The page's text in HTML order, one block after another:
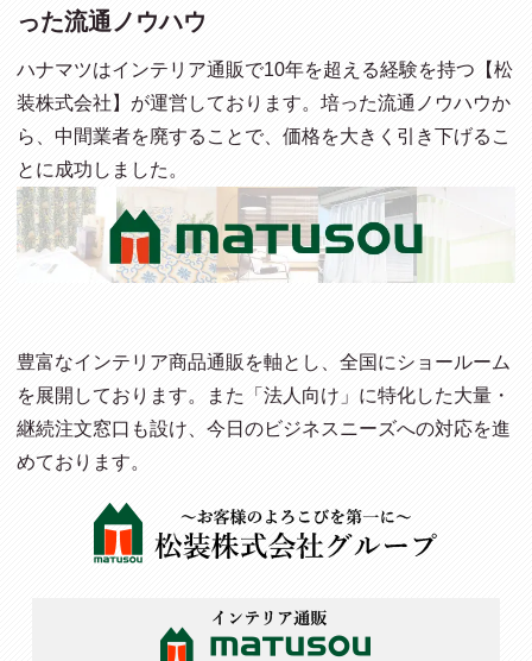
った流通ノウハウ
ハナマツはインテリア通販で10年を超える経験を持つ【松
装株式会社】が運営しております。培った流通ノウハウか
ら、中間業者を廃することで、価格を大きく引き下げるこ
とに成功しました。
豊富なインテリア商品通販を軸とし、全国にショールーム
を展開しております。また「法人向け」に特化した大量・
継続注文窓口も設け、今日のビジネスニーズへの対応を進
めております。